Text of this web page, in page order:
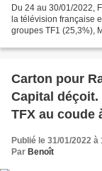
Du 24 au 30/01/2022,
la télévision française
groupes TF1 (25,3%),
Carton pour
Capital déçoit.
TFX au coude
Publié le 31/01/2022 à
Par Benoît